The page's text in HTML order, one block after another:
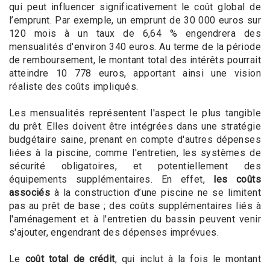
qui peut influencer significativement le coût global de
l’emprunt. Par exemple, un emprunt de 30 000 euros sur
120 mois à un taux de 6,64 % engendrera des
mensualités d'environ 340 euros. Au terme de la période
de remboursement, le montant total des intérêts pourrait
atteindre 10 778 euros, apportant ainsi une vision
réaliste des coûts impliqués.
Les mensualités représentent l'aspect le plus tangible
du prêt. Elles doivent être intégrées dans une stratégie
budgétaire saine, prenant en compte d'autres dépenses
liées à la piscine, comme l'entretien, les systèmes de
sécurité obligatoires, et potentiellement des
équipements supplémentaires. En effet, les coûts
associés à la construction d’une piscine ne se limitent
pas au prêt de base ; des coûts supplémentaires liés à
l'aménagement et à l'entretien du bassin peuvent venir
s'ajouter, engendrant des dépenses imprévues.
Le coût total de crédit, qui inclut à la fois le montant